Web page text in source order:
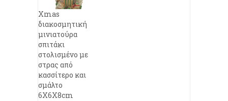
Xmas
διακοσμητική
μινιατούρα
σπιτάκι
στολισμένο με
στρας από
κασσίτερο και
σμάλτο
6X6X8cm